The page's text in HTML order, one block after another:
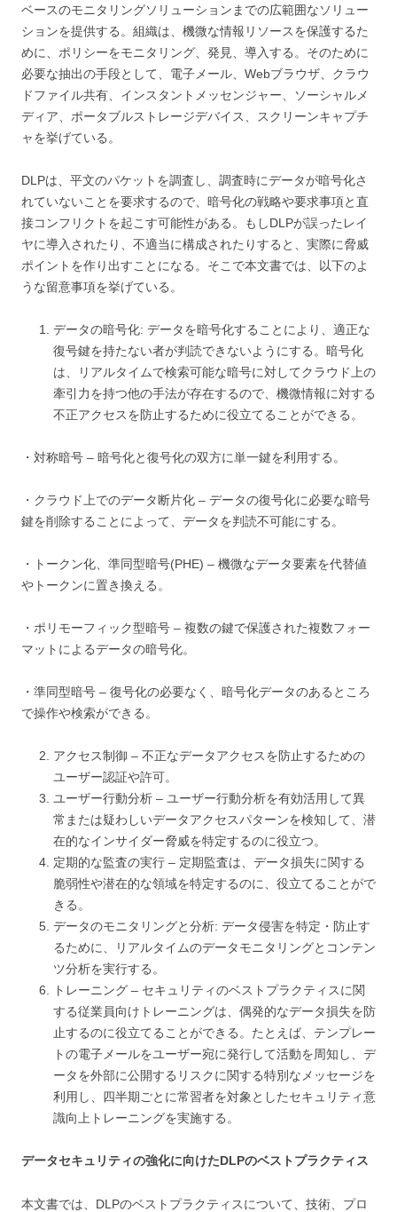
ベースのモニタリングソリューションまでの広範囲なソリュー
ションを提供する。組織は、機微な情報リソースを保護するた
めに、ポリシーをモニタリング、発見、導入する。そのために
必要な抽出の手段として、電子メール、Webブラウザ、クラウ
ドファイル共有、インスタントメッセンジャー、ソーシャルメ
ディア、ポータブルストレージデバイス、スクリーンキャプチ
ャを挙げている。
DLPは、平文のパケットを調査し、調査時にデータが暗号化さ
れていないことを要求するので、暗号化の戦略や要求事項と直
接コンフリクトを起こす可能性がある。もしDLPが誤ったレイ
ヤに導入されたり、不適当に構成されたりすると、実際に脅威
ポイントを作り出すことになる。そこで本文書では、以下のよ
うな留意事項を挙げている。
データの暗号化: データを暗号化することにより、適正な
復号鍵を持たない者が判読できないようにする。暗号化
は、リアルタイムで検索可能な暗号に対してクラウド上の
牽引力を持つ他の手法が存在するので、機微情報に対する
不正アクセスを防止するために役立てることができる。
・対称暗号 – 暗号化と復号化の双方に単一鍵を利用する。
・クラウド上でのデータ断片化 – データの復号化に必要な暗号
鍵を削除することによって、データを判読不可能にする。
・トークン化、準同型暗号(PHE) – 機微なデータ要素を代替値
やトークンに置き換える。
・ポリモーフィック型暗号 – 複数の鍵で保護された複数フォー
マットによるデータの暗号化。
・準同型暗号 – 復号化の必要なく、暗号化データのあるところ
で操作や検索ができる。
アクセス制御 – 不正なデータアクセスを防止するための
ユーザー認証や許可。
ユーザー行動分析 – ユーザー行動分析を有効活用して異
常または疑わしいデータアクセスパターンを検知して、潜
在的なインサイダー脅威を特定するのに役立つ。
定期的な監査の実行 – 定期監査は、データ損失に関する
脆弱性や潜在的な領域を特定するのに、役立てることがで
きる。
データのモニタリングと分析: データ侵害を特定・防止す
るために、リアルタイムのデータモニタリングとコンテン
ツ分析を実行する。
トレーニング – セキュリティのベストプラクティスに関
する従業員向けトレーニングは、偶発的なデータ損失を防
止するのに役立てることができる。たとえば、テンプレー
トの電子メールをユーザー宛に発行して活動を周知し、デ
ータを外部に公開するリスクに関する特別なメッセージを
利用し、四半期ごとに常習者を対象としたセキュリティ意
識向上トレーニングを実施する。
データセキュリティの強化に向けたDLPのベストプラクティス
本文書では、DLPのベストプラクティスについて、技術、プロ